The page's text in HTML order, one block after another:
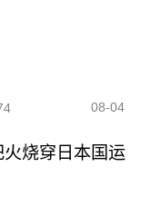
08-04
烧穿日本国运